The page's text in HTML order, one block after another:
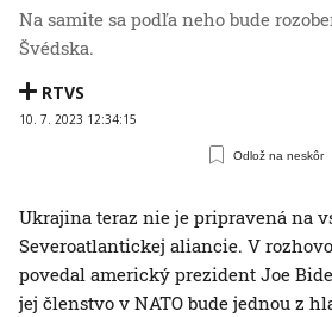
Na samite sa podľa neho bude
Švédska.
RTVS
10. 7. 2023 12:34:15
Odlož na neskôr
Ukrajina teraz nie je pripravená na
Severoatlantickej aliancie. V
povedal americký prezident Joe
jej členstvo v NATO bude jednou z